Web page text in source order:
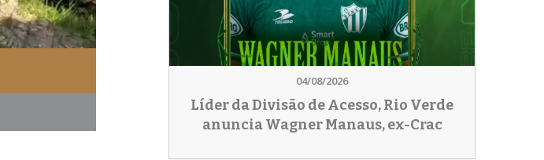
04/08/2026
Líder da Divisão de Acesso, Rio Verde
anuncia Wagner Manaus, ex-Crac